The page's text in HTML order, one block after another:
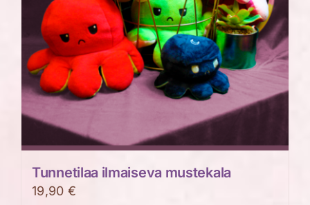
tuotteen
sivulla.
Tunnetilaa ilmaiseva mustekala
19,90 €